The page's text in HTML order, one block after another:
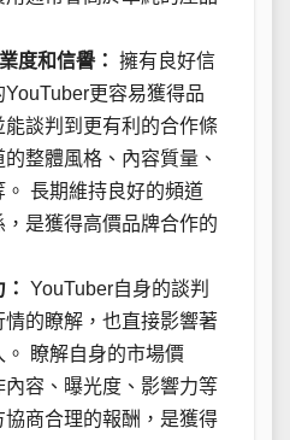
度和信譽： 擁有良好信
更容易獲得品
能談判到更有利的合作條
整體風格、內容質量、
長期維持良好的頻道
是獲得高價品牌合作的
YouTuber自身的談判
情的瞭解，也直接影響著
瞭解自身的市場價
容、曝光度、影響力等
協商合理的報酬，是獲得